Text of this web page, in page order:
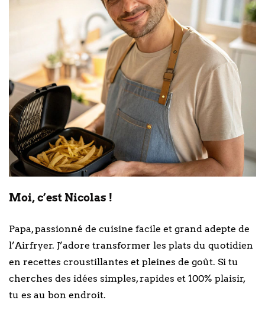
Moi, c’est Nicolas !
Papa, passionné de cuisine facile et grand adepte de
l’Airfryer. J’adore transformer les plats du quotidien
en recettes croustillantes et pleines de goût. Si tu
cherches des idées simples, rapides et 100% plaisir,
tu es au bon endroit.